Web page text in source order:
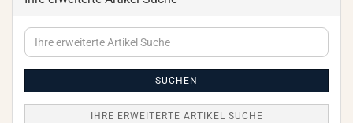
Ihre
erweiterte
SUCHEN
IHRE ERWEITERTE ARTIKEL SUCHE